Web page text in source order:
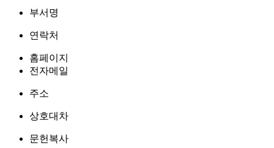
부서명
연락처
홈페이지
전자메일
주소
상호대차
문헌복사